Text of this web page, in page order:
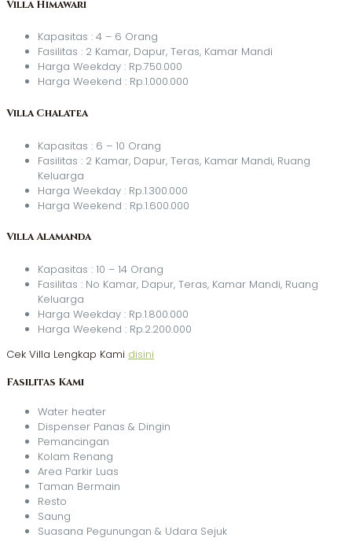
Villa Himawari
Kapasitas : 4 – 6 Orang
Fasilitas : 2 Kamar, Dapur, Teras, Kamar Mandi
Harga Weekday : Rp.750.000
Harga Weekend : Rp.1.000.000
Villa Chalatea
Kapasitas : 6 – 10 Orang
Fasilitas : 2 Kamar, Dapur, Teras, Kamar Mandi, Ruang
Keluarga
Harga Weekday : Rp.1.300.000
Harga Weekend : Rp.1.600.000
Villa Alamanda
Kapasitas : 10 – 14 Orang
Fasilitas : No Kamar, Dapur, Teras, Kamar Mandi, Ruang
Keluarga
Harga Weekday : Rp.1.800.000
Harga Weekend : Rp.2.200.000
Cek Villa Lengkap Kami disini
Fasilitas Kami
Water heater
Dispenser Panas & Dingin
Pemancingan
Kolam Renang
Area Parkir Luas
Taman Bermain
Resto
Saung
Suasana Pegunungan & Udara Sejuk